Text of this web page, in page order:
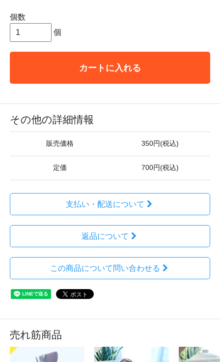
個数
個
カートに入れる
その他の詳細情報
販売価格 350円(税込)
定価 700円(税込)
支払い・配送について
返品について
この商品について問い合わせる
売れ筋商品